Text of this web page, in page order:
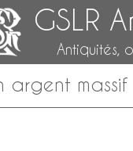
GSLR
Antiquités,
argent